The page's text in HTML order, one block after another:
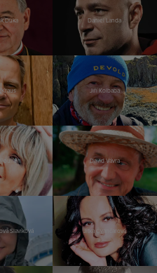
Duka Daniel Landa
Kraus Jiří Kolbaba
David Vávra
Slavíková Jitka Čvančarová